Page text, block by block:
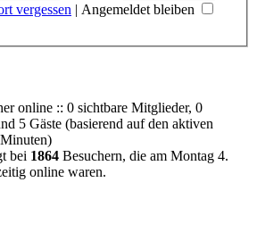
vergessen | Angemeldet bleiben
online :: 0 sichtbare Mitglieder, 0
5 Gäste (basierend auf den aktiven
bei 1864 Besuchern, die am Montag 4.
online waren.